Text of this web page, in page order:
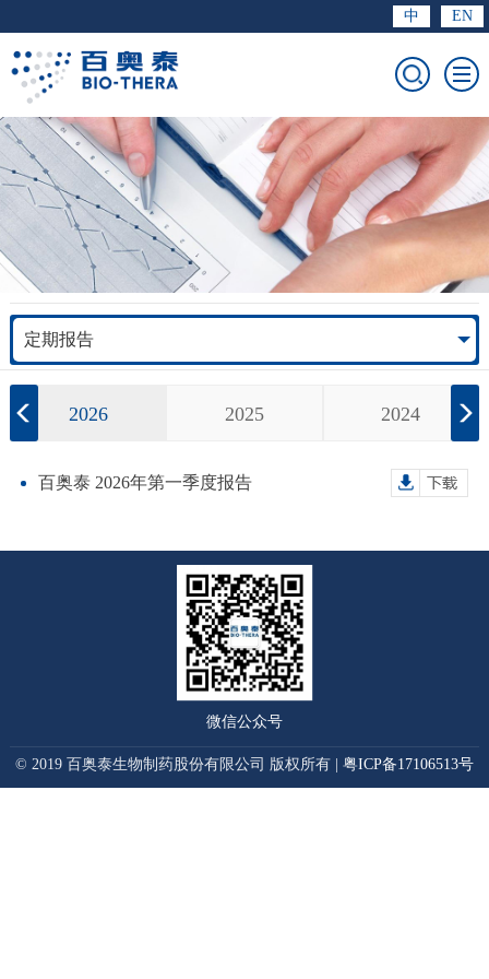
中 EN
定期报告
2026 2025 2024
百奥泰 2026年第一季度报告
微信公众号
© 2019 百奥泰生物制药股份有限公司 版权所有 | 粤ICP备17106513号